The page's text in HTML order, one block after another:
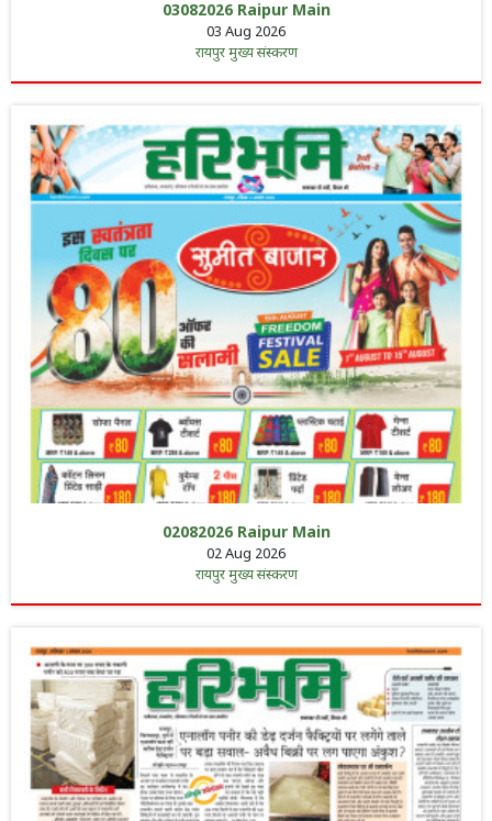
03082026 Raipur Main
03 Aug 2026
रायपुर मुख्य संस्करण
02082026 Raipur Main
02 Aug 2026
रायपुर मुख्य संस्करण